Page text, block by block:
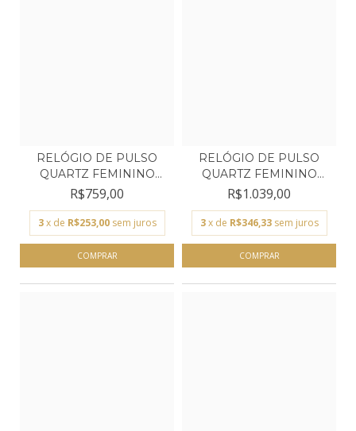
RELÓGIO DE PULSO
QUARTZ FEMININO
TECHNOS...
R$759,00
3 x de R$253,00 sem juros
RELÓGIO DE PULSO
QUARTZ FEMININO
TECHNOS...
R$1.039,00
3 x de R$346,33 sem juros